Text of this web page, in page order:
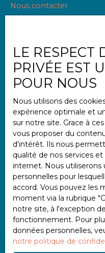
Nous contacter
Informations
Nos honoraires
Mentions légales
Politique de
Plan du site
Gérer les cookies
Propulsé par
+33 2 97
LE RESPECT
PRIVÉE EST
POUR NOUS
Nous utilisons des
expérience optimale et
sur notre site. Grace à
vous proposer du
d'intérêt. Ils nous
qualité de nos services
internet. Nous
personnelles pour
accord. Vous pouvez les
moment via la rubrique
notre site, à l'exception
fonctionnement. Pour
données personnelles,
notre politique de